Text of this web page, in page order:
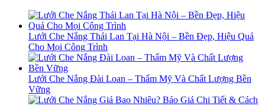
Lưới Che Nắng Thái Lan Tại Hà Nội – Bền Đẹp, Hiệu Quả
Cho Mọi Công Trình
Lưới Che Nắng Đài Loan – Thẩm Mỹ Và Chất Lượng Bền
Vững